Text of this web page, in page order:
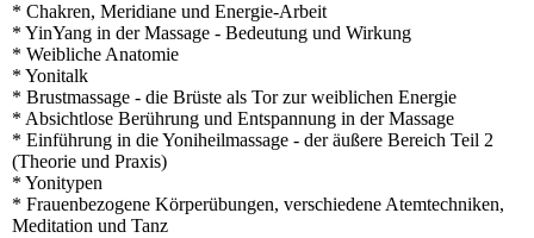
* Chakren, Meridiane und Energie-Arbeit
* YinYang in der Massage - Bedeutung und Wirkung
* Weibliche Anatomie
* Yonitalk
* Brustmassage - die Brüste als Tor zur weiblichen Energie
* Absichtlose Berührung und Entspannung in der Massage
* Einführung in die Yoniheilmassage - der äußere Bereich Teil 2
(Theorie und Praxis)
* Yonitypen
* Frauenbezogene Körperübungen, verschiedene Atemtechniken,
Meditation und Tanz